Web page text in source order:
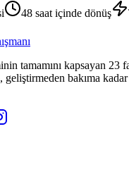
48 saat içinde dönüş
tamamını kapsayan 23
bakıma kadar